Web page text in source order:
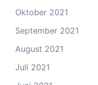
Oktober 2021
September 2021
August 2021
Juli 2021